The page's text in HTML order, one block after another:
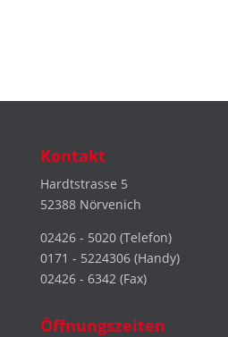
Kontakt
Hardtstrasse 5
52388 Nörvenich
02426 - 5020 (Telefon)
0171 - 5224306 (Handy)
02426 - 6342 (Fax)
Öffnungszeiten